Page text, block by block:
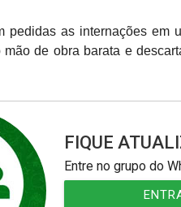
pedidas as internações em
de obra barata e
FIQUE
Entre no grupo do